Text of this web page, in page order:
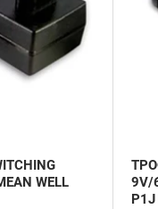
WELL
9V/
P1J